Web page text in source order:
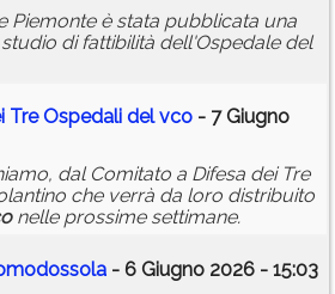
Piemonte è stata pubblicata una
di fattibilità dell'Ospedale del
Tre Ospedali delvco - 7 Giugno
dal Comitato a Difesa dei Tre
che verrà da loro distribuito
nelle prossime settimane.
- 6 Giugno 2026 - 15:03